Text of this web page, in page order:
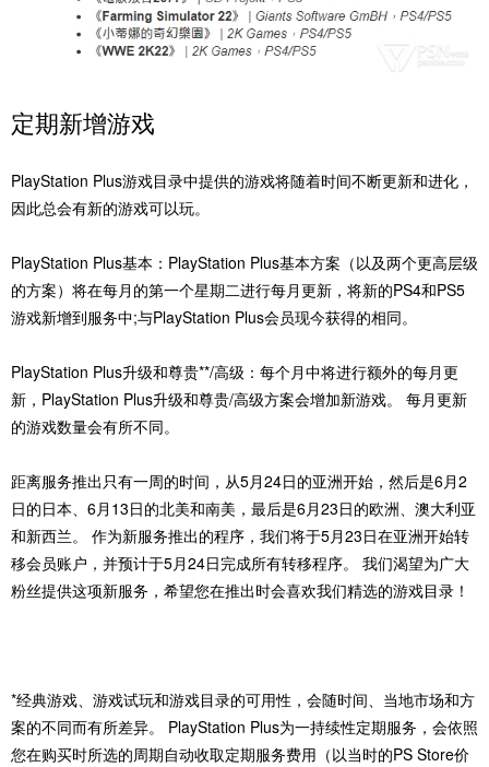
‎定期新增游戏‎‎
PlayStation Plus游戏目录中提供的游戏将随着时间不断更新和进化，
因此总会有新的游戏可以玩。‎
PlayStation Plus基本：‎PlayStation Plus基本方案（以及两个更高层级
的方案）将在每月的第一个星期二进行每月更新，将新的PS4和PS5
游戏新增到服务中;与PlayStation Plus会员现今获得的相同。‎
‎PlayStation Plus‎‎升级和尊贵‎‎**/‎‎高级‎：每个月中将进行额外的每月更
新，PlayStation Plus升级和尊贵/高级方案会增加新游戏。 每月更新
的游戏数量会有所不同。‎
‎距离服务推出只有一周的时间，从5月24日的亚洲开始，然后是6月2
日的日本、6月13日的北美和南美，最后是6月23日的欧洲、澳大利亚
和新西兰。 作为新服务推出的程序，我们将于5月23日在亚洲开始转
移会员账户，并预计于5月24日完成所有转移程序。 我们渴望为广大
粉丝提供这项新服务，希望您在推出时会喜欢我们精选的游戏目录！
‎*经典游戏、游戏试玩和游戏目录的可用性，会随时间、当地市场和方
案的不同而有所差异。 PlayStation Plus为一持续性定期服务，会依照
您在购买时所选的周期自动收取定期服务费用（以当时的PS Store价